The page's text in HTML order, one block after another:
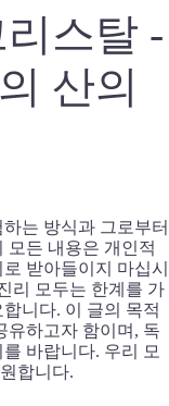
스탈 -
산의
는 방식과 그로부터
모든 내용은 개인적
받아들이지 마십시
리 모두는 한계를 가
니다. 이 글의 목적
유하고자 함이며, 독
바랍니다. 우리 모
합니다.